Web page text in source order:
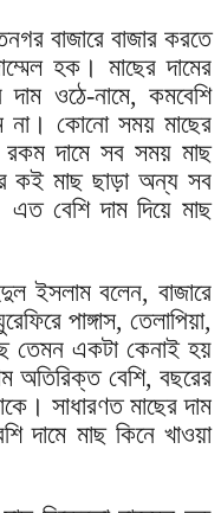
বাজারে বাজার করতে
হক। মাছের দামের
দাম ওঠে-নামে, কমবেশি
না। কোনো সময় মাছের
দামে সব সময় মাছ
কই মাছ ছাড়া অন্য সব
এত বেশি দাম দিয়ে মাছ
ইসলাম বলেন, বাজারে
পাঙ্গাস, তেলাপিয়া,
তেমন একটা কেনাই হয়
অতিরিক্ত বেশি, বছরের
সাধারণত মাছের দাম
দামে মাছ কিনে খাওয়া